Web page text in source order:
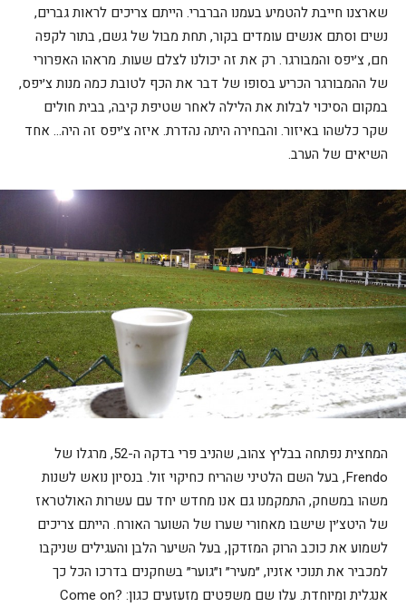
שארצנו חייבת להטמיע בעמנו הברברי. הייתם צריכים לראות גברים,
נשים וסתם אנשים עומדים בקור, תחת מבול של גשם, בתור לקפה
חם, צ׳יפס והמבורגר. רק את זה יכולנו לצלם שעות. מראהו האפרורי
של ההמבורגר הכריע בסופו של דבר את הכף לטובת כמה מנות צ׳יפס,
במקום הסיכוי לבלות את הלילה לאחר שטיפת קיבה, בבית חולים
שקר כלשהו באיזור. והבחירה היתה נהדרת. איזה צ׳יפס זה היה… אחד
השיאים של הערב.
המחצית נפתחה בבליץ צהוב, שהניב פרי בדקה ה-52, מרגלו של
Frendo, בעל השם הלטיני שהריח כחיקוי זול. בנסיון נואש לשנות
משהו במשחק, התמקמנו גם אנו מחדש יחד עם עשרות האולטראז
של היטצ׳ין שישבו מאחורי שערו של השוער האורח. הייתם צריכים
לשמוע את כוכב הרוק המזדקן, בעל השיער הלבן והעגילים שניקבו
למכביר את תנוכי אזניו, ״מעיר״ ו״גוער״ בשחקנים בדרכו הכל כך
אנגלית ומיוחדת. עלו שם משפטים מזעזעים כגון: ?Come on